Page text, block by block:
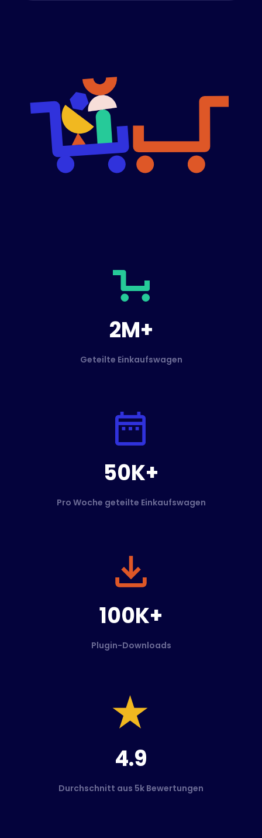
2M+
Geteilte Einkaufswagen
50K+
Pro Woche geteilte Einkaufswagen
100K+
Plugin-Downloads
4.9
Durchschnitt aus 5k Bewertungen